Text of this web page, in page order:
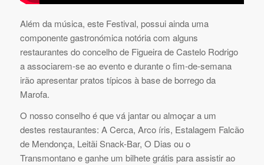
Além da música, este Festival, possui ainda uma
componente gastronómica notória com alguns
restaurantes do concelho de Figueira de Castelo Rodrigo
a associarem-se ao evento e durante o fim-de-semana
irão apresentar pratos típicos à base de borrego da
Marofa.
O nosso conselho é que vá jantar ou almoçar a um
destes restaurantes: A Cerca, Arco íris, Estalagem Falcão
de Mendonça, Leitãi Snack-Bar, O Dias ou o
Transmontano e ganhe um bilhete grátis para assistir ao